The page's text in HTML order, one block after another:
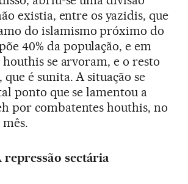
existia, entre os yazidis, que
do islamismo próximo do
40% da população, e em
houthis se arvoram, e o resto
é sunita. A situação se
ponto que se lamentou a
por combatentes houthis, no
repressão sectária